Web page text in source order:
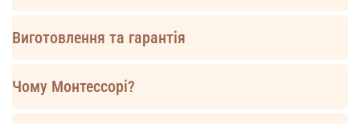
Виготовлення та гарантія
Чому Монтессорі?